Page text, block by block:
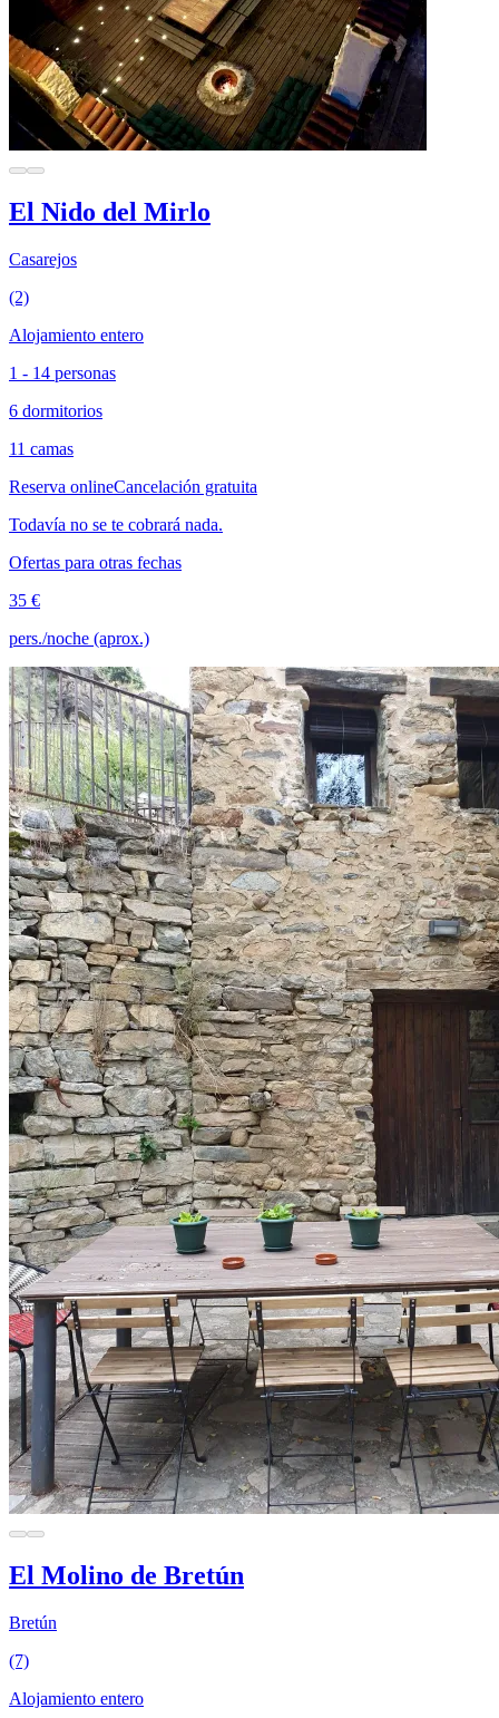
El Nido del Mirlo
Casarejos
(2)
Alojamiento entero
1 - 14 personas
6 dormitorios
11 camas
Reserva onlineCancelación gratuita
Todavía no se te cobrará nada.
Ofertas para otras fechas
35 €
pers./noche (aprox.)
El Molino de Bretún
Bretún
(7)
Alojamiento entero